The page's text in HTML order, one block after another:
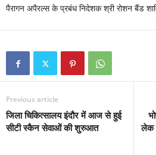
पैरागन अपैरल्स के प्रबंध निदेशक श्री रोशन बैंड
Previous article
जिला चिकित्सालय इंदौर में आज से हुई
सीटी स्कैन सेवाओं की शुरुआत
लेक